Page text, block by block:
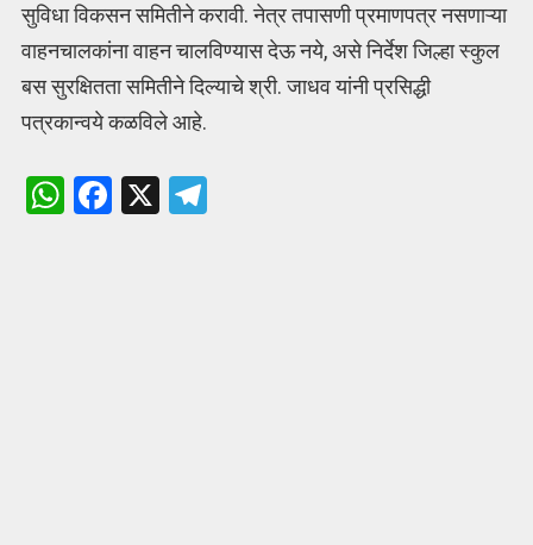
सुविधा विकसन समितीने करावी. नेत्र तपासणी प्रमाणपत्र नसणाऱ्या
वाहनचालकांना वाहन चालविण्यास देऊ नये, असे निर्देश जिल्हा स्कुल
बस सुरक्षितता समितीने दिल्याचे श्री. जाधव यांनी प्रसिद्धी
पत्रकान्वये कळविले आहे.
W F X T